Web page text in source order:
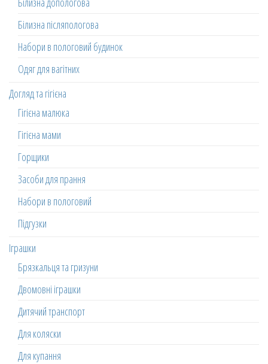
Білизна післяпологова
Набори в пологовий будинок
Одяг для вагітних
Догляд та гігієна
Гігієна малюка
Гігієна мами
Горщики
Засоби для прання
Набори в пологовий
Підгузки
Іграшки
Брязкальця та гризуни
Двомовні іграшки
Дитячий транспорт
Для коляски
Для купання